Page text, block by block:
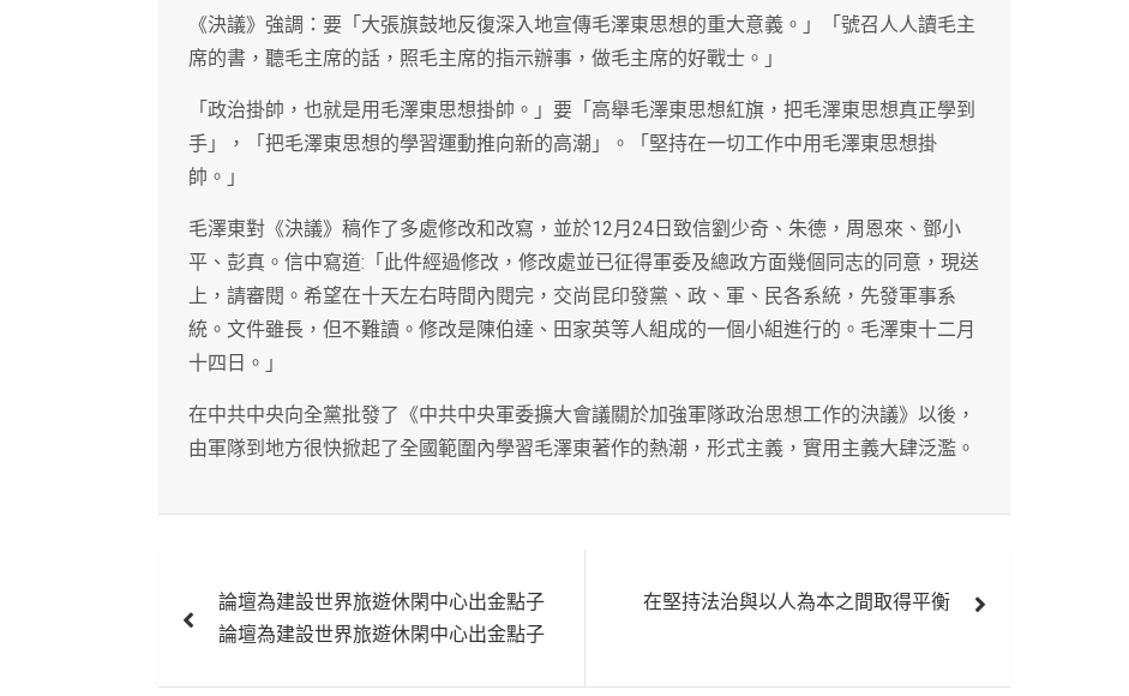
《決議》強調：要「大張旗鼓地反復深入地宣傳毛澤東思想的重大意義。」「號召人人讀毛主
席的書，聽毛主席的話，照毛主席的指示辦事，做毛主席的好戰士。」
「政治掛帥，也就是用毛澤東思想掛帥。」要「高舉毛澤東思想紅旗，把毛澤東思想真正學到
手」，「把毛澤東思想的學習運動推向新的高潮」。「堅持在一切工作中用毛澤東思想掛
帥。」
毛澤東對《決議》稿作了多處修改和改寫，並於12月24日致信劉少奇、朱德，周恩來、鄧小
平、彭真。信中寫道:「此件經過修改，修改處並已征得軍委及總政方面幾個同志的同意，現送
上，請審閱。希望在十天左右時間內閱完，交尚昆印發黨、政、軍、民各系統，先發軍事系
統。文件雖長，但不難讀。修改是陳伯達、田家英等人組成的一個小組進行的。毛澤東十二月
十四日。」
在中共中央向全黨批發了《中共中央軍委擴大會議關於加強軍隊政治思想工作的決議》以後，
由軍隊到地方很快掀起了全國範圍內學習毛澤東著作的熱潮，形式主義，實用主義大肆泛濫。
章
論壇為建設世界旅遊休閑中心出金點子
論壇為建設世界旅遊休閑中心出金點子
在堅持法治與以人為本之間取得平衡